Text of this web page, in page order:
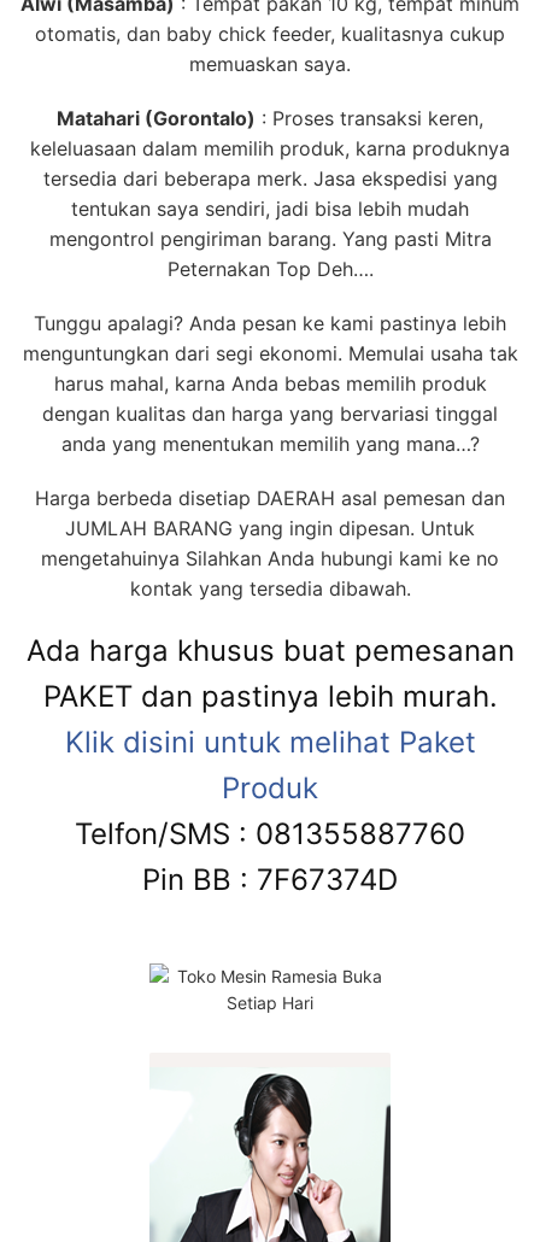
otomatis, dan baby chick feeder, kualitasnya cukup
memuaskan saya.
Matahari (Gorontalo) : Proses transaksi keren,
keleluasaan dalam memilih produk, karna produknya
tersedia dari beberapa merk. Jasa ekspedisi yang
tentukan saya sendiri, jadi bisa lebih mudah
mengontrol pengiriman barang. Yang pasti Mitra
Peternakan Top Deh….
Tunggu apalagi? Anda pesan ke kami pastinya lebih
menguntungkan dari segi ekonomi. Memulai usaha tak
harus mahal, karna Anda bebas memilih produk
dengan kualitas dan harga yang bervariasi tinggal
anda yang menentukan memilih yang mana…?
Harga berbeda disetiap DAERAH asal pemesan dan
JUMLAH BARANG yang ingin dipesan. Untuk
mengetahuinya Silahkan Anda hubungi kami ke no
kontak yang tersedia dibawah.
Ada harga khusus buat pemesanan
PAKET dan pastinya lebih murah.
Klik disini untuk melihat Paket
Produk
Telfon/SMS : 081355887760
Pin BB : 7F67374D